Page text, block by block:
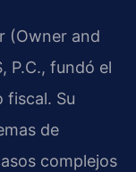
(Owner and
P.C., fundó el
fiscal. Su
de
complejos